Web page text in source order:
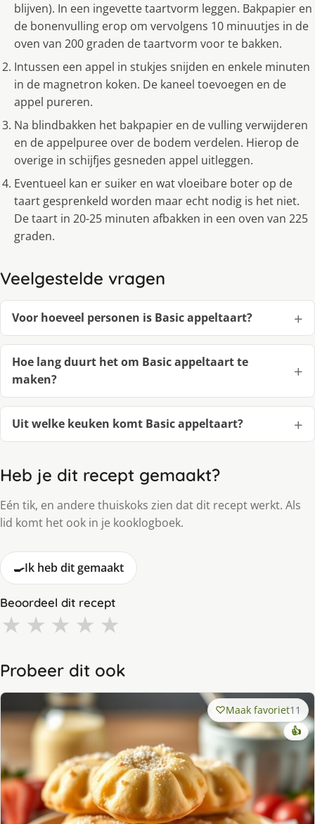
blijven). In een ingevette taartvorm leggen. Bakpapier en
de bonenvulling erop om vervolgens 10 minuutjes in de
oven van 200 graden de taartvorm voor te bakken.
Intussen een appel in stukjes snijden en enkele minuten
in de magnetron koken. De kaneel toevoegen en de
appel pureren.
Na blindbakken het bakpapier en de vulling verwijderen
en de appelpuree over de bodem verdelen. Hierop de
overige in schijfjes gesneden appel uitleggen.
Eventueel kan er suiker en wat vloeibare boter op de
taart gesprenkeld worden maar echt nodig is het niet.
De taart in 20-25 minuten afbakken in een oven van 225
graden.
Veelgestelde vragen
Voor hoeveel personen is Basic appeltaart?
Hoe lang duurt het om Basic appeltaart te
maken?
Uit welke keuken komt Basic appeltaart?
Heb je dit recept gemaakt?
Eén tik, en andere thuiskoks zien dat dit recept werkt. Als
lid komt het ook in je kooklogboek.
🍳Ik heb dit gemaakt
Beoordeel dit recept
★ ★ ★ ★ ★
Probeer dit ook
Maak favoriet11
👍